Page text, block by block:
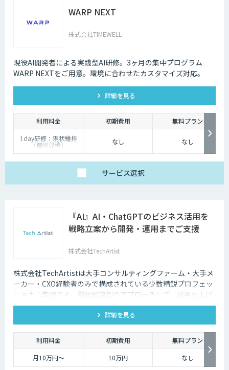
WARP NEXT
株式会社TIMEWELL
現役AI開発者による実践型AI研修。3ヶ月の集中プログラム
WARP NEXTをご用意。環境に合わせたカスタマイズ対応。
詳細を見る
利用料金 初期費用
無料プラン
1day研修：現状維持
（個別見積）
スタンダードプラン：
なし なし
サービス選択
『AI』AI・ChatGPTのビジネス活用を
戦略立案から開発・運用までご支援
株式会社TechArtist
株式会社TechArtistは大手コンサルティングファーム・大手メ
ーカー・CXO経験者のみで構成されている少数精鋭プロフェッ
ショナル集団です。課題解決型のアプローチにて、成果を上げ
るソリューションを『高速』『高品質』『低予算』でご提供可
詳細を見る
利用料金 初期費用
無料プラン
月10万円〜
10万円 なし